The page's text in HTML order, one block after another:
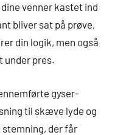
venner kastet ind
bliver sat på prøve,
din logik, men også
under pres.
gyser-
til skæve lyde og
der får